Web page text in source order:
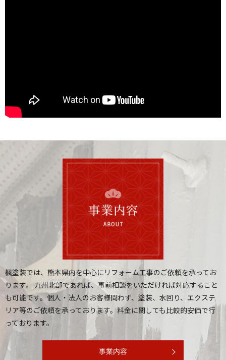
楓塗装では、熊本県内を中心にリフォーム工事のご依頼を承ってお
ります。
九州北部であれば、事前相談をいただければ対応すること
も可能です。個人・法人のお客様問わず、塗装、水回り、エクステ
リア等のご依頼を承っております。料金に関しても比較的安価で行
っております。
事業内容